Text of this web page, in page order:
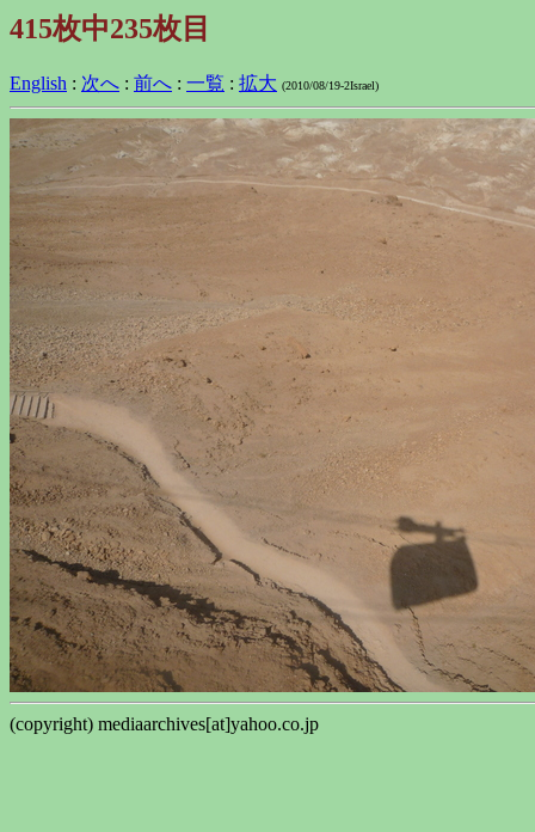
415枚中235枚目
English : 次へ : 前へ : 一覧 : 拡大 (2010/08/19-2Israel)
(copyright) mediaarchives[at]yahoo.co.jp